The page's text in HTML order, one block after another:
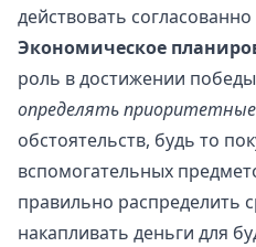
действовать
Экономическое
роль в достижении
определять
обстоятельств, будь то
вспомогательных
правильно распределить
накапливать деньги для